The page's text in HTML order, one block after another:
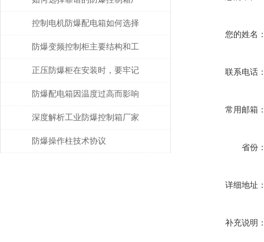
您的姓名
联系电话
常用邮箱
省份
详细地址
补充说明
家？
控制电机防爆配电箱如何选择
合适的保护模式
防爆变频控制柜主要结构和工
作原理
正压防爆柜在安装时，要牢记
以下5点！
防爆配电箱因温度过高而影响
使用寿命
深度解析工业防爆控制箱厂家
的核心技术指标与选型策略
防爆操作柱技术协议